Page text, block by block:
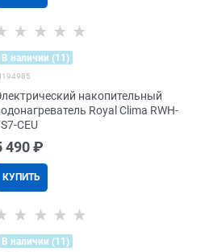
В наличии (11)
накопительный
Royal Clima RWH-
CEU
490 ₽
КУПИТЬ
В наличии (11)